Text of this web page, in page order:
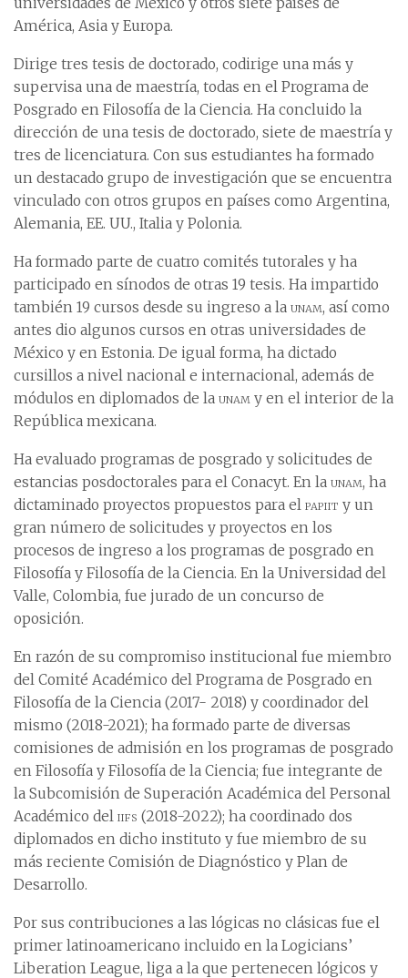
América, Asia y Europa.
Dirige tres tesis de doctorado, codirige una más y
supervisa una de maestría, todas en el Programa de
Posgrado en Filosofía de la Ciencia. Ha concluido la
dirección de una tesis de doctorado, siete de maestría y
tres de licenciatura. Con sus estudiantes ha formado
un destacado grupo de investigación que se encuentra
vinculado con otros grupos en países como Argentina,
Alemania, EE. UU., Italia y Polonia.
Ha formado parte de cuatro comités tutorales y ha
participado en sínodos de otras 19 tesis. Ha impartido
también 19 cursos desde su ingreso a la unam, así como
antes dio algunos cursos en otras universidades de
México y en Estonia. De igual forma, ha dictado
cursillos a nivel nacional e internacional, además de
módulos en diplomados de la unam y en el interior de la
República mexicana.
Ha evaluado programas de posgrado y solicitudes de
estancias posdoctorales para el Conacyt. En la unam, ha
dictaminado proyectos propuestos para el papiit y un
gran número de solicitudes y proyectos en los
procesos de ingreso a los programas de posgrado en
Filosofía y Filosofía de la Ciencia. En la Universidad del
Valle, Colombia, fue jurado de un concurso de
oposición.
En razón de su compromiso institucional fue miembro
del Comité Académico del Programa de Posgrado en
Filosofía de la Ciencia (2017- 2018) y coordinador del
mismo (2018-2021); ha formado parte de diversas
comisiones de admisión en los programas de posgrado
en Filosofía y Filosofía de la Ciencia; fue integrante de
la Subcomisión de Superación Académica del Personal
Académico del iifs (2018-2022); ha coordinado dos
diplomados en dicho instituto y fue miembro de su
más reciente Comisión de Diagnóstico y Plan de
Desarrollo.
Por sus contribuciones a las lógicas no clásicas fue el
primer latinoamericano incluido en la Logicians’
Liberation League, liga a la que pertenecen lógicos y